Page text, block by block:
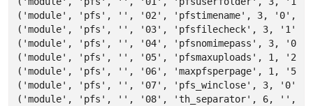
('module', 'pfs', '', '02', 'pfstimename', 3,
('module', 'pfs', '', '03', 'pfsfilecheck', 3,
('module', 'pfs', '', '04', 'pfsnomimepass',
('module', 'pfs', '', '05', 'pfsmaxuploads', 1,
('module', 'pfs', '', '06', 'maxpfsperpage', 1,
('module', 'pfs', '', '07', 'pfs_winclose', 3,
('module', 'pfs', '', '08', 'th_separator', 6,